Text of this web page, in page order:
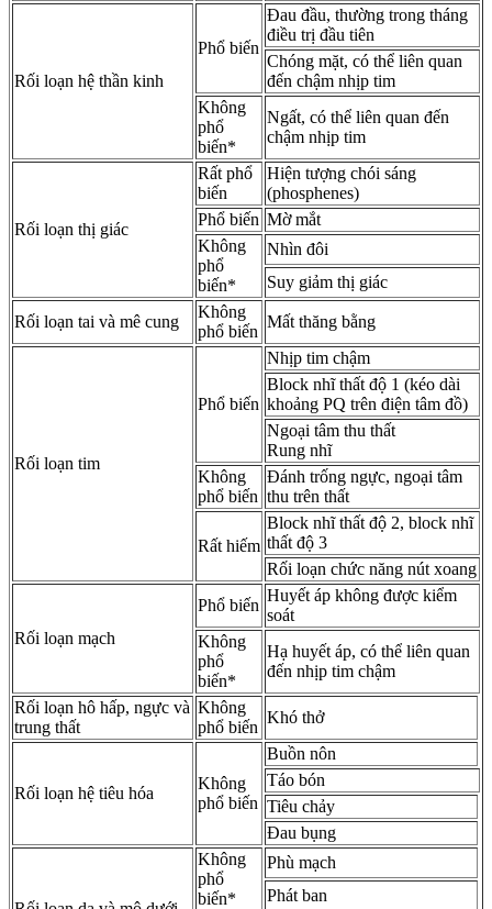
Rối loạn hệ thần kinh
Phổ biến
Đau đầu, thường trong tháng
điều trị đầu tiên
Chóng mặt, có thể liên quan
đến chậm nhịp tim
Không
phổ
biến*
Ngất, có thể liên quan đến
chậm nhịp tim
Rối loạn thị giác
Rất phổ
biến
Hiện tượng chói sáng
(phosphenes)
Phổ biến Mờ mắt
Không
phổ
biến*
Nhìn đôi
Suy giảm thị giác
Rối loạn tai và mê cung
Không
phổ biến
Mất thăng bằng
Rối loạn tim
Phổ biến
Nhịp tim chậm
Block nhĩ thất độ 1 (kéo dài
khoảng PQ trên điện tâm đồ)
Ngoại tâm thu thất
Rung nhĩ
Không
phổ biến
Đánh trống ngực, ngoại tâm
thu trên thất
Rất hiếm
Block nhĩ thất độ 2, block nhĩ
thất độ 3
Rối loạn chức năng nút xoang
Rối loạn mạch
Phổ biến
Huyết áp không được kiểm
soát
Không
phổ
biến*
Hạ huyết áp, có thể liên quan
đến nhịp tim chậm
Rối loạn hô hấp, ngực và
trung thất
Không
phổ biến
Khó thở
Rối loạn hệ tiêu hóa
Không
phổ biến
Buồn nôn
Táo bón
Tiêu chảy
Đau bụng
Không
phổ
biến*
Phù mạch
Phát ban